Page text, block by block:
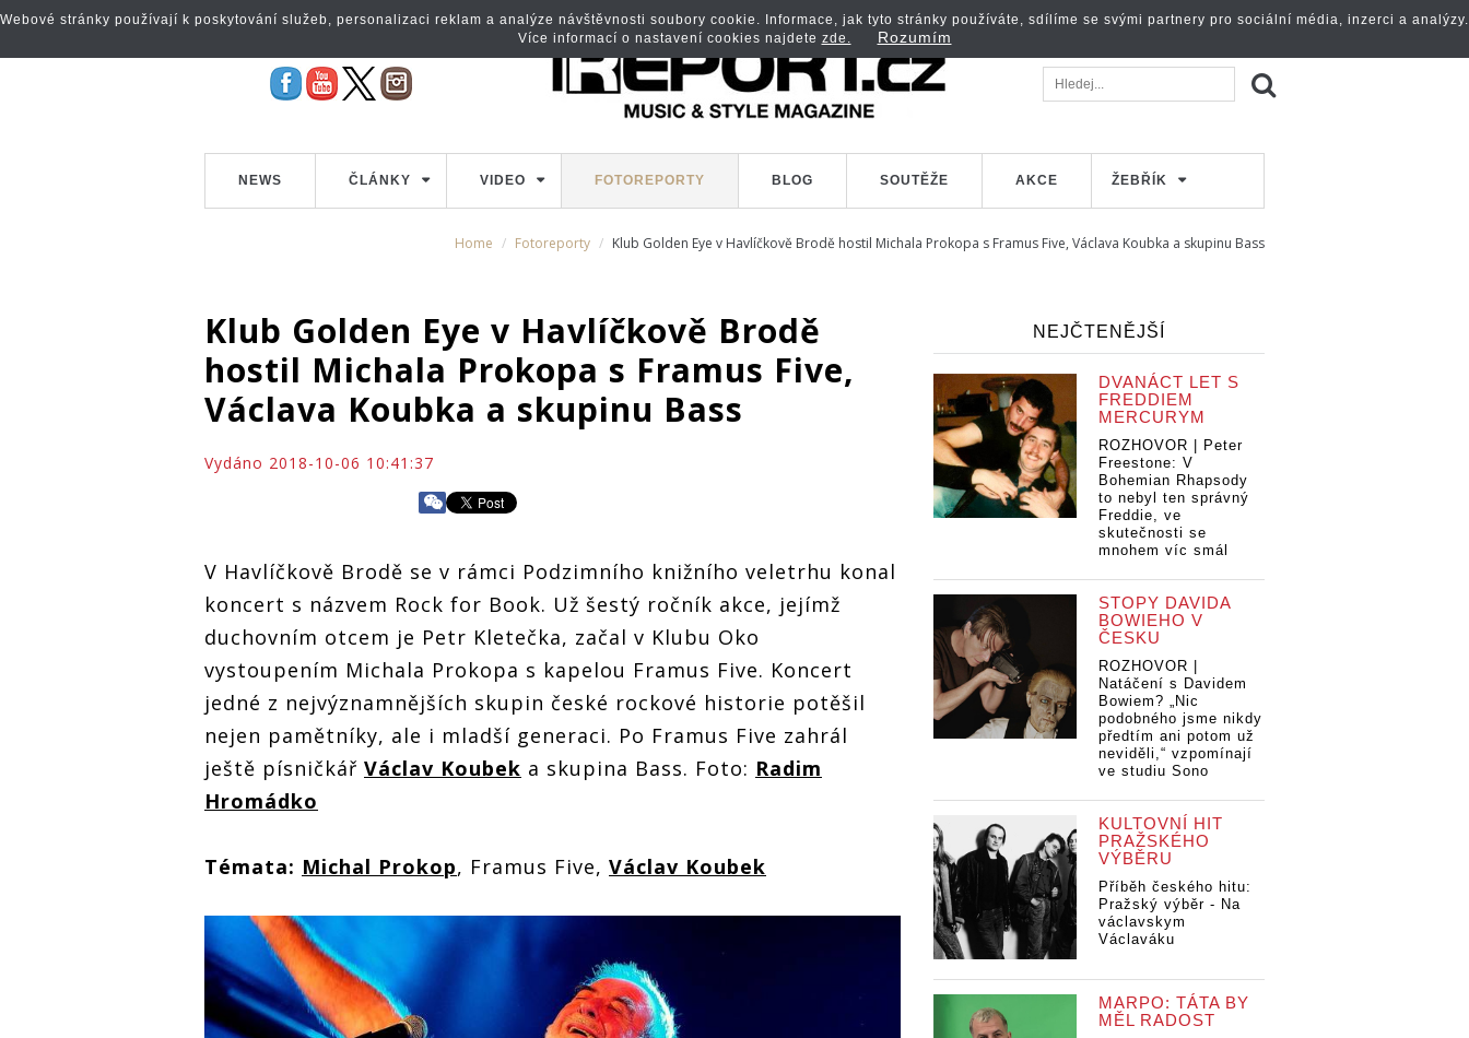
NEWS ČLÁNKY VIDEO FOTOREPORTY BLOG SOUTĚŽE AKCE ŽEBŘÍK
Home Fotoreporty Klub Golden Eye v Havlíčkově Brodě hostil Michala Prokopa s Framus Five, Václava Koubka a skupinu Bass
Klub Golden Eye v Havlíčkově Brodě
hostil Michala Prokopa s Framus Five,
Václava Koubka a skupinu Bass
Vydáno 2018-10-06 10:41:37
V Havlíčkově Brodě se v rámci Podzimního knižního veletrhu konal
koncert s názvem Rock for Book. Už šestý ročník akce, jejímž
duchovním otcem je Petr Kletečka, začal v Klubu Oko
vystoupením Michala Prokopa s kapelou Framus Five. Koncert
jedné z nejvýznamnějších skupin české rockové historie potěšil
nejen pamětníky, ale i mladší generaci. Po Framus Five zahrál
ještě písničkář Václav Koubek a skupina Bass. Foto: Radim
Hromádko
Témata: Michal Prokop, Framus Five, Václav Koubek
NEJČTENĚJŠÍ
DVANÁCT LET S
FREDDIEM
MERCURYM
ROZHOVOR | Peter
Freestone: V
Bohemian Rhapsody
to nebyl ten správný
Freddie, ve
skutečnosti se
mnohem víc smál
STOPY DAVIDA
BOWIEHO V
ČESKU
ROZHOVOR |
Natáčení s Davidem
Bowiem? „Nic
podobného jsme nikdy
předtím ani potom už
neviděli,“ vzpomínají
ve studiu Sono
KULTOVNÍ HIT
PRAŽSKÉHO
VÝBĚRU
Příběh českého hitu:
Pražský výběr - Na
václavskym
Václaváku
MARPO: TÁTA BY
MĚL RADOST
Webové stránky používají k poskytování služeb, personalizaci reklam a analýze návštěvnosti soubory cookie. Informace, jak tyto stránky používáte, sdílíme se svými partnery pro sociální média, inzerci a analýzy.
Více informací o nastavení cookies najdete zde. Rozumím